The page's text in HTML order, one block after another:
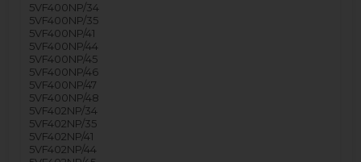
5VF400NP/34
5VF400NP/35
5VF400NP/41
5VF400NP/44
5VF400NP/45
5VF400NP/46
5VF400NP/47
5VF400NP/48
5VF402NP/34
5VF402NP/35
5VF402NP/41
5VF402NP/44